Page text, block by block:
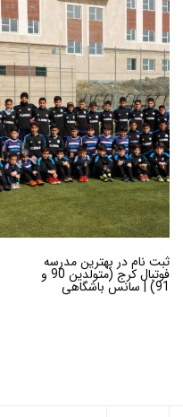
ثبت نام در بهترین مدرسه
فوتبال کرج (متولدین 90 و
91) | سانس باشگاهی